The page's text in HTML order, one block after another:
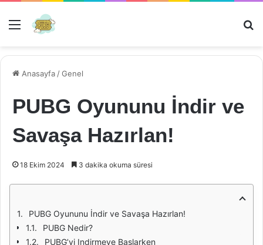
Menü
Anasayfa /Genel
PUBG Oyununu İndir ve
Savaşa Hazırlan!
18 Ekim 2024 3 dakika okuma süresi
PUBG Oyununu İndir ve Savaşa Hazırlan!
PUBG Nedir?
PUBG’yi Indirmeye Başlarken